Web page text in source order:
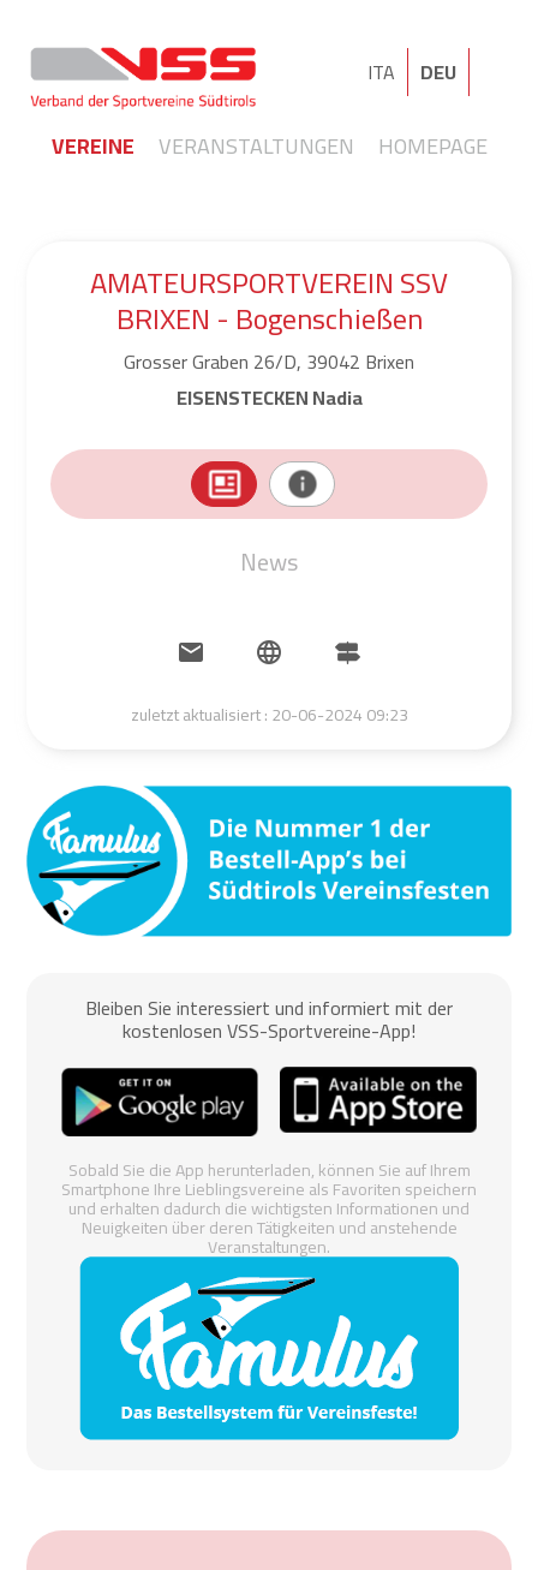
ITA DEU
VEREINE VERANSTALTUNGEN HOMEPAGE
AMATEURSPORTVEREIN SSV
BRIXEN - Bogenschießen
Grosser Graben 26/D, 39042 Brixen
EISENSTECKEN Nadia
News
zuletzt aktualisiert :20-06-2024 09:23
Bleiben Sie interessiert und informiert mit der
kostenlosen VSS-Sportvereine-App!
Sobald Sie die App herunterladen, können Sie auf Ihrem
Smartphone Ihre Lieblingsvereine als Favoriten speichern
und erhalten dadurch die wichtigsten Informationen und
Neuigkeiten über deren Tätigkeiten und anstehende
Veranstaltungen.